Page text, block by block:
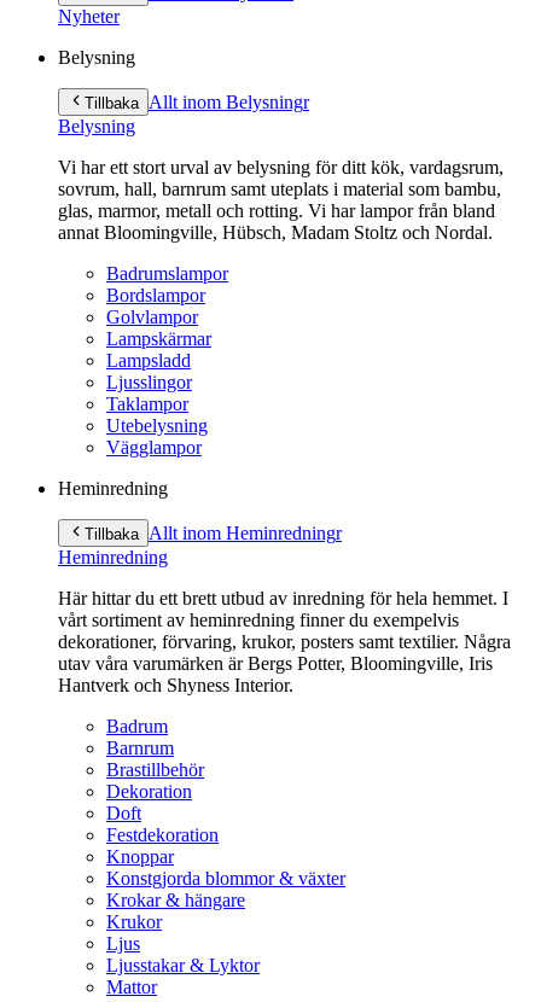
innehållNyheter
Belysning
Tillbaka Allt inom Belysningr
Belysning
Vi har ett stort urval av belysning för ditt kök, vardagsrum,
sovrum, hall, barnrum samt uteplats i material som bambu,
glas, marmor, metall och rotting. Vi har lampor från bland
annat Bloomingville, Hübsch, Madam Stoltz och Nordal.
Badrumslampor
Bordslampor
Golvlampor
Lampskärmar
Lampsladd
Ljusslingor
Taklampor
Utebelysning
Vägglampor
Heminredning
Tillbaka Allt inom Heminredningr
Heminredning
Här hittar du ett brett utbud av inredning för hela hemmet. I
vårt sortiment av heminredning finner du exempelvis
dekorationer, förvaring, krukor, posters samt textilier. Några
utav våra varumärken är Bergs Potter, Bloomingville, Iris
Hantverk och Shyness Interior.
Badrum
Barnrum
Brastillbehör
Dekoration
Doft
Festdekoration
Knoppar
Konstgjorda blommor & växter
Krokar & hängare
Krukor
Ljus
Ljusstakar & Lyktor
Mattor